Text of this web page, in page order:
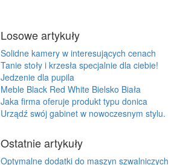
Losowe artykuły
Solidne kamery w interesujących cenach
Tanie stoły i krzesła specjalnie dla ciebie!
Jedzenie dla pupila
Meble Black Red White Bielsko Biała
Jaka firma oferuje produkt typu donica
Urządź swój gabinet w nowoczesnym stylu.
Ostatnie artykuły
Optymalne dodatki do maszyn szwalniczych